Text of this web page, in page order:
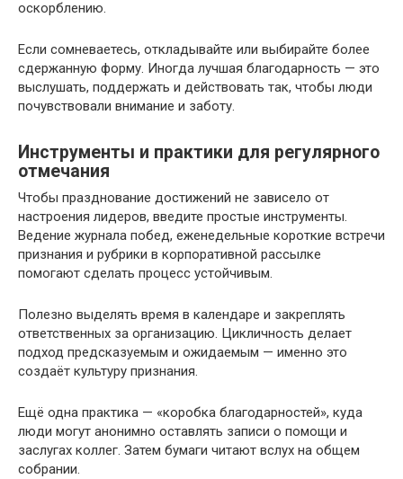
оскорблению.
Если сомневаетесь, откладывайте или выбирайте более
сдержанную форму. Иногда лучшая благодарность — это
выслушать, поддержать и действовать так, чтобы люди
почувствовали внимание и заботу.
Инструменты и практики для регулярного
отмечания
Чтобы празднование достижений не зависело от
настроения лидеров, введите простые инструменты.
Ведение журнала побед, еженедельные короткие встречи
признания и рубрики в корпоративной рассылке
помогают сделать процесс устойчивым.
Полезно выделять время в календаре и закреплять
ответственных за организацию. Цикличность делает
подход предсказуемым и ожидаемым — именно это
создаёт культуру признания.
Ещё одна практика — «коробка благодарностей», куда
люди могут анонимно оставлять записи о помощи и
заслугах коллег. Затем бумаги читают вслух на общем
собрании.